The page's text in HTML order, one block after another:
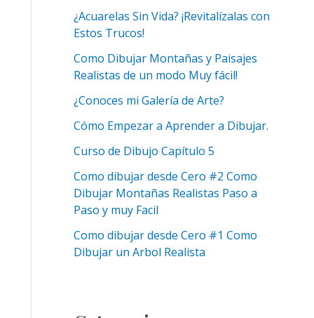
¿Acuarelas Sin Vida? ¡Revitalízalas con
Estos Trucos!
Como Dibujar Montañas y Paisajes
Realistas de un modo Muy fácil!
¿Conoces mi Galería de Arte?
Cómo Empezar a Aprender a Dibujar.
Curso de Dibujo Capítulo 5
Como dibujar desde Cero #2 Como
Dibujar Montañas Realistas Paso a
Paso y muy Facil
Como dibujar desde Cero #1 Como
Dibujar un Arbol Realista